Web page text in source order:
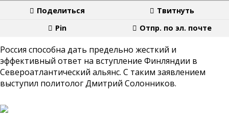
Поделиться
Твитнуть
Pin
Отпр. по эл. почте
Россия способна дать предельно жесткий и
эффективный ответ на вступление Финляндии в
Североатлантический альянс. С таким заявлением
выступил политолог Дмитрий Солонников.